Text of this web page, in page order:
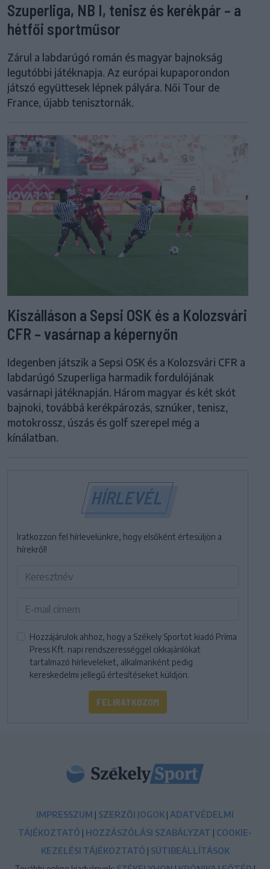
Szuperliga, NB I, tenisz és kerékpár – a
hétfői sportműsor
Zárul a labdarúgó román és magyar bajnokság
legutóbbi játéknapja. Az európai kupaporondon
játszó együttesek lépnek pályára. Női Tour de
France, újabb tenisztornák.
Kiszálláson a Sepsi OSK és a Kolozsvári
CFR – vasárnap a képernyőn
Idegenben játszik a Sepsi OSK és a Kolozsvári CFR a
labdarúgó Szuperliga harmadik fordulójának
vasárnapi játéknapján. Három magyar és két skót
bajnoki, továbbá kerékpározás, sznúker, tenisz,
motokrossz, úszás és golf szerepel még a
kínálatban.
HÍRLEVÉL
Iratkozzon fel hírlevelünkre, hogy elsőként értesüljön a
hírekről!
Hozzájárulok ahhoz, hogy a Székely Sportot kiadó Príma
Press Kft. napi rendszerességgel cikkajánlókat
tartalmazó hírleveleket, alkalmanként pedig
kereskedelmi jellegű értesítéseket küldjön.
FELIRATKOZOM
IMPRESSZUM | SZERZŐI JOGOK | ADATVÉDELMI
TÁJÉKOZTATÓ | HOZZÁSZÓLÁSI SZABÁLYZAT | COOKIE-
KEZELÉSI TÁJÉKOZTATÓ | SÜTIBEÁLLÍTÁSOK